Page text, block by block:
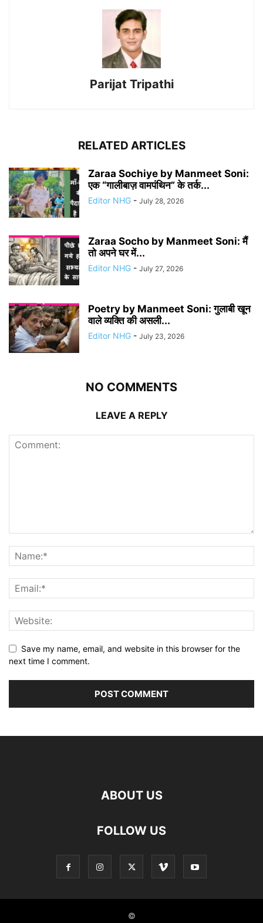
Parijat Tripathi
RELATED ARTICLES
Zaraa Sochiye by Manmeet Soni:
एक “गालीबाज़ वामपंथिन” के तर्क...
Editor NHG - July 28, 2026
Zaraa Socho by Manmeet Soni: मैं
तो अपने घर में...
Editor NHG - July 27, 2026
Poetry by Manmeet Soni: गुलाबी खून
वाले व्यक्ति की असली...
Editor NHG - July 23, 2026
NO COMMENTS
LEAVE A REPLY
Save my name, email, and website in this browser for the
next time I comment.
ABOUT US
FOLLOW US
©